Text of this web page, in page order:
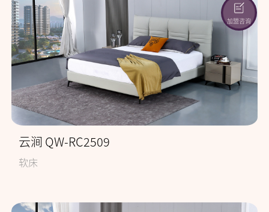
云涧 QW-RC2509
软床
加盟咨询